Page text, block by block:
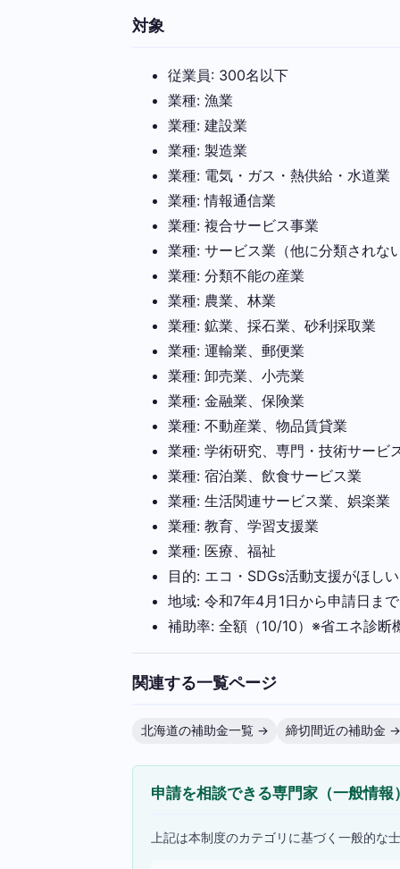
対象
従業員: 300名以下
業種: 漁業
業種: 建設業
業種: 製造業
業種: 電気・ガス・熱供給・水道業
業種: 情報通信業
業種: 複合サービス事業
業種: サービス業（他に分類されな
業種: 分類不能の産業
業種: 農業、林業
業種: 鉱業、採石業、砂利採取業
業種: 運輸業、郵便業
業種: 卸売業、小売業
業種: 金融業、保険業
業種: 不動産業、物品賃貸業
業種: 学術研究、専門・技術サービ
業種: 宿泊業、飲食サービス業
業種: 生活関連サービス業、娯楽業
業種: 教育、学習支援業
業種: 医療、福祉
目的: エコ・SDGs活動支援がほしい
地域: 令和7年4月1日から申請日ま
補助率: 全額（10/10）※省エネ診断
関連する一覧ページ
北海道の補助金一覧 → 締切間近の補助金 →
申請を相談できる専門家（一般情報）
上記は本制度のカテゴリに基づく一般的